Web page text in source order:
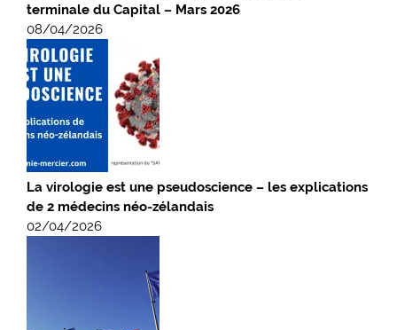
terminale du Capital – Mars 2026
08/04/2026
La virologie est une pseudoscience – les explications
de 2 médecins néo-zélandais
02/04/2026